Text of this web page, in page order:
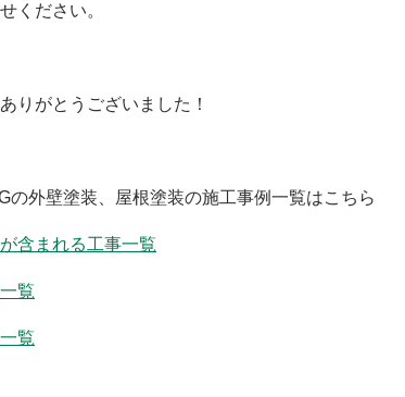
ください。
りがとうございました！
外壁塗装、屋根塗装の施工事例一覧はこちら
含まれる工事一覧
覧
覧